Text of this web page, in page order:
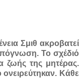
Σμιθ ακροβατεί
Το σχέδιό
ζωής της μητέρας.
Κάθε